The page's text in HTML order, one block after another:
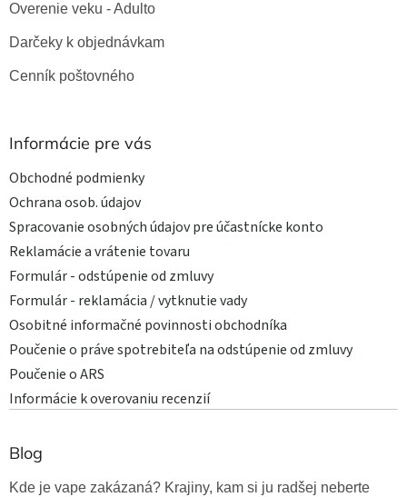
Overenie veku - Adulto
Darčeky k objednávkam
Cenník poštovného
Informácie pre vás
Obchodné podmienky
Ochrana osob. údajov
Spracovanie osobných údajov pre účastnícke konto
Reklamácie a vrátenie tovaru
Formulár - odstúpenie od zmluvy
Formulár - reklamácia / vytknutie vady
Osobitné informačné povinnosti obchodníka
Poučenie o práve spotrebiteľa na odstúpenie od zmluvy
Poučenie o ARS
Informácie k overovaniu recenzií
Blog
Kde je vape zakázaná? Krajiny, kam si ju radšej neberte